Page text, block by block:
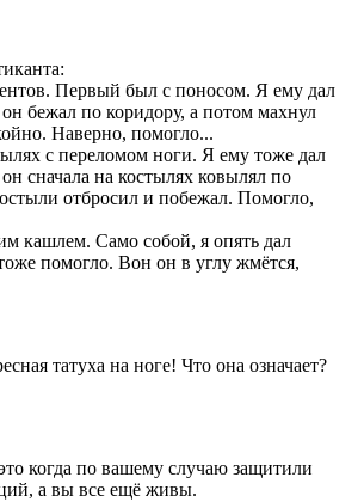
Первый был с поносом. Я ему дал
бежал по коридору, а потом махнул
Наверно, помогло...
с переломом ноги. Я ему тоже дал
сначала на костылях ковылял по
отбросил и побежал. Помогло,
кашлем. Само собой, я опять дал
помогло. Вон он в углу жмётся,
татуха на ноге! Что она означает?
когда по вашему случаю защитили
а вы все ещё живы.